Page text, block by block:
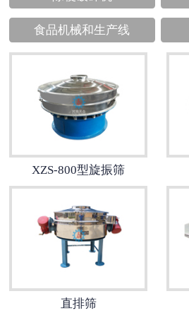
食品机械和生产线
XZS-800型旋振筛
直排筛